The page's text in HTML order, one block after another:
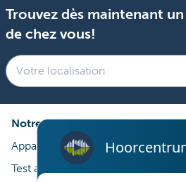
Trouvez dès maintenant
de chez vous!
Notre expertise
Appareils auditifs
Test auditif